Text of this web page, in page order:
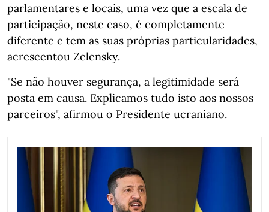
parlamentares e locais, uma vez que a escala de
participação, neste caso, é completamente
diferente e tem as suas próprias particularidades,
acrescentou Zelensky.
"Se não houver segurança, a legitimidade será
posta em causa. Explicamos tudo isto aos nossos
parceiros", afirmou o Presidente ucraniano.